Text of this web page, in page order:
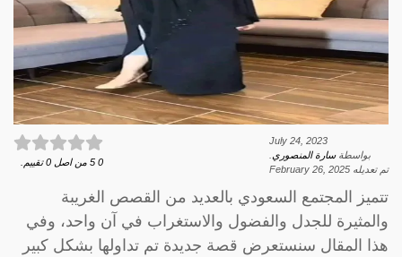
July 24, 2023
بواسطةسارة المنصوري
تم تعديله February 26, 2025
0
5 من اصل 0 تقييم.
تتميز المجتمع السعودي بالعديد من القصص الغريبة
والمثيرة للجدل والفضول والاستغراب في آن واحد، وفي
هذا المقال سنستعرض قصة جديدة تم تداولها بشكل كبير